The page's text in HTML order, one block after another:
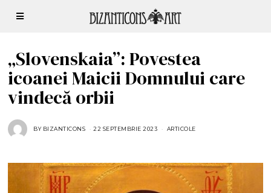
„Slovenskaia”: Povestea
icoanei Maicii Domnului care
vindecă orbii
BY BIZANTICONS 22 SEPTEMBRIE 2023 ARTICOLE